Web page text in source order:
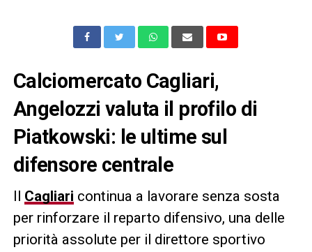
Calciomercato Cagliari,
Angelozzi valuta il profilo di
Piatkowski: le ultime sul
difensore centrale
Il Cagliari continua a lavorare senza sosta
per rinforzare il reparto difensivo, una delle
priorità assolute per il direttore sportivo